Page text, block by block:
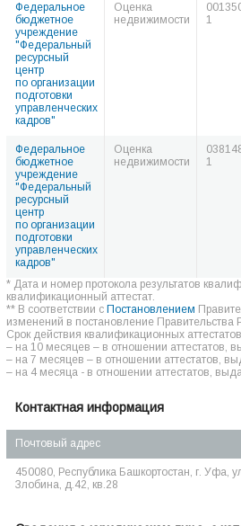
Федеральное
бюджетное
учреждение
"Федеральный
ресурсный
центр
по организации
подготовки
управленческих
кадров"
Оценка
недвижимости
1
Федеральное
бюджетное
учреждение
"Федеральный
ресурсный
центр
по организации
подготовки
управленческих
кадров"
Оценка
недвижимости
1
* Дата и номер протокола результатов
квалификационный аттестат.
** В соответствии с Постановлением
изменений в постановление
Срок действия квалификационных
– на 10 месяцев – в отношении аттестатов,
– на 7 месяцев – в отношении аттестатов,
– на 4 месяца - в отношении аттестатов,
Контактная информация
Почтовый адрес
450080, Республика Башкортостан, г. Уфа,
Злобина, д.42, кв.28